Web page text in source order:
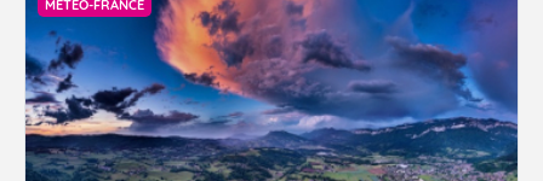
MÉTÉO-FRANCE